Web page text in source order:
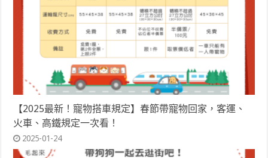
【2025最新！寵物搭車規定】春節帶寵物回家，客運、
火車、高鐵規定一次看！
2025-01-24